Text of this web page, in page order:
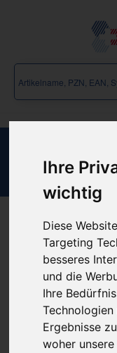
Ihre
wichtig
Diese
Targeting
besseres
und die
Ihre
Ergebnisse
woher
Das gewünschte